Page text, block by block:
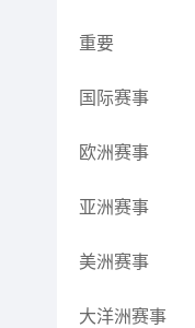
重要
国际赛事
欧洲赛事
亚洲赛事
美洲赛事
大洋洲赛事